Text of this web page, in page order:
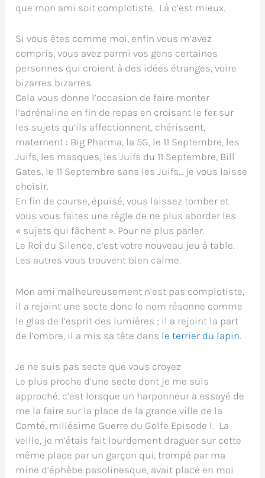
que mon ami soit complotiste. Là c’est mieux.
Si vous êtes comme moi, enfin vous m’avez
compris, vous avez parmi vos gens certaines
personnes qui croient à des idées étranges, voire
bizarres bizarres.
Cela vous donne l’occasion de faire monter
l’adrénaline en fin de repas en croisant le fer sur
les sujets qu’ils affectionnent, chérissent,
maternent : Big Pharma, la 5G, le 11 Septembre, les
Juifs, les masques, les Juifs du 11 Septembre, Bill
Gates, le 11 Septembre sans les Juifs… je vous laisse
choisir.
En fin de course, épuisé, vous laissez tomber et
vous vous faites une règle de ne plus aborder les
« sujets qui fâchent ». Pour ne plus parler.
Le Roi du Silence, c’est votre nouveau jeu à table.
Les autres vous trouvent bien calme.
Mon ami malheureusement n’est pas complotiste,
il a rejoint une secte donc le nom résonne comme
le glas de l’esprit des lumières ; il a rejoint la part
de l’ombre, il a mis sa tête dans le terrier du lapin.
Je ne suis pas secte que vous croyez
Le plus proche d’une secte dont je me suis
approché, c’est lorsque un harponneur a essayé de
me la faire sur la place de la grande ville de la
Comté, millésime Guerre du Golfe Episode I. La
veille, je m’étais fait lourdement draguer sur cette
même place par un garçon qui, trompé par ma
mine d’éphèbe pasolinesque, avait placé en moi